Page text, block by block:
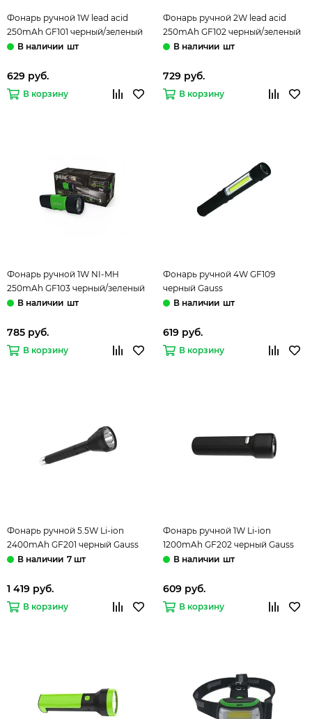
Фонарь ручной 1W lead acid
250mAh GF101 черный/зеленый
Gauss
шт
629 руб.
В корзину
Фонарь ручной 2W lead acid
250mAh GF102 черный/зеленый
Gauss
шт
729 руб.
В корзину
Фонарь ручной 1W NI-MH
250mAh GF103 черный/зеленый
Gauss
шт
785 руб.
В корзину
Фонарь ручной 4W GF109
черный Gauss
шт
619 руб.
В корзину
Фонарь ручной 5.5W Li-ion
2400mAh GF201 черный Gauss
7 шт
1 419 руб.
В корзину
Фонарь ручной 1W Li-ion
1200mAh GF202 черный Gauss
шт
609 руб.
В корзину